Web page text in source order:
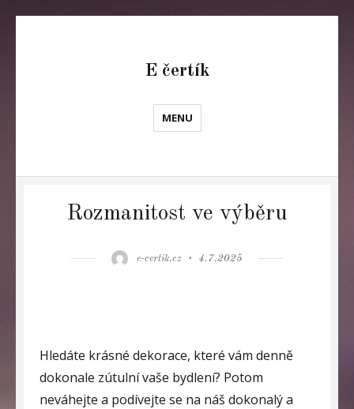
E čertík
MENU
Rozmanitost ve výběru
Author
e-certik.cz
Posted
4.7.2025
Hledáte krásné dekorace, které vám denně
dokonale zútulní vaše bydlení? Potom
neváhejte a podívejte se na náš dokonalý a